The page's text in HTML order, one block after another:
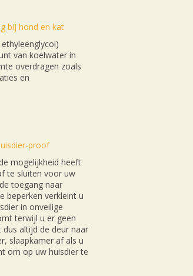
bij hond en kat
van koelwater in
overdragen zoals
en
proof
mogelijkheid heeft
te sluiten voor uw
toegang naar
beperken verkleint u
in onveilige
terwijl u er geen
dus altijd de deur naar
slaapkamer af als u
om op uw huisdier te